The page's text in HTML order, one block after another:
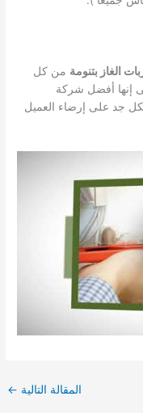
الغاز بتنومة من كل
إنها أفضل شركة
جد على إرضاء العميل
المقالة التالية ←